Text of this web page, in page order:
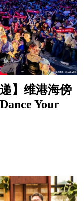
】维港海傍
Your